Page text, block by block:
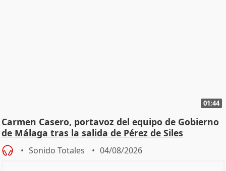
01:44
Carmen Casero, portavoz del equipo de Gobierno
de Málaga tras la salida de Pérez de Siles
Sonido Totales 04/08/2026